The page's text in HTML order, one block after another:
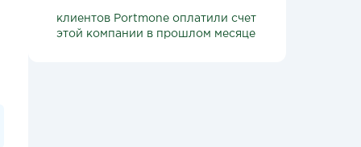
клиентов Portmone оплатили счет
этой компании в прошлом месяце